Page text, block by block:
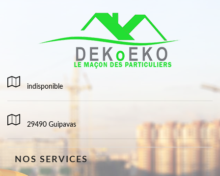
indisponible
29490 Guipavas
NOS SERVICES